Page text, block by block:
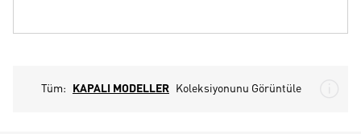
Tüm: KAPALI MODELLER Koleksiyonunu Görüntüle